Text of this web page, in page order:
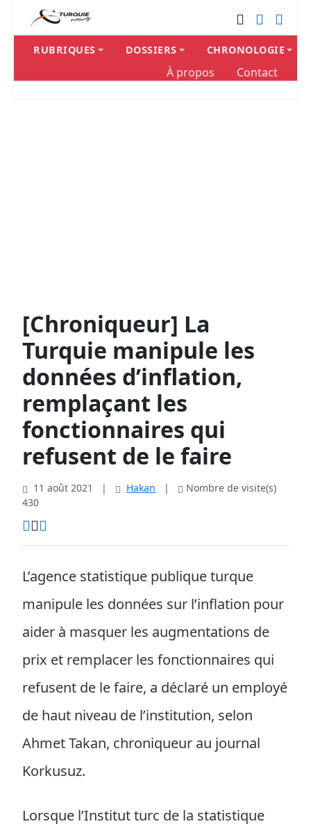
RUBRIQUES DOSSIERS CHRONOLOGIE
À propos Contact
[Chroniqueur] La
Turquie manipule les
données d’inflation,
remplaçant les
fonctionnaires qui
refusent de le faire
11 août 2021 | Hakan |
Nombre de visite(s)
430
L’agence statistique publique turque
manipule les données sur l’inflation pour
aider à masquer les augmentations de
prix et remplacer les fonctionnaires qui
refusent de le faire, a déclaré un employé
de haut niveau de l’institution, selon
Ahmet Takan, chroniqueur au journal
Korkusuz.
Lorsque l’Institut turc de la statistique